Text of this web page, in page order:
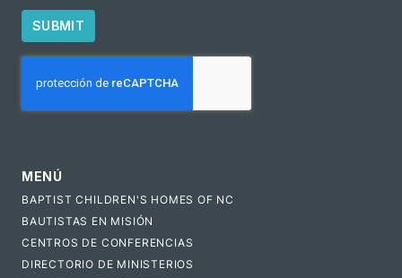
SUBMIT
MENÚ
BAPTIST CHILDREN'S HOMES OF NC
BAUTISTAS EN MISIÓN
CENTROS DE CONFERENCIAS
DIRECTORIO DE MINISTERIOS